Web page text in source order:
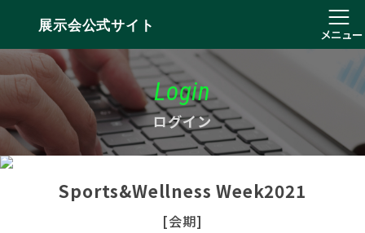
展示会公式サイト
メニュー
Login
ログイン
Sports&Wellness Week2021
[会期]